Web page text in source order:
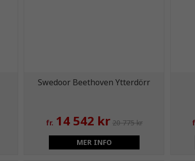
Swedoor Beethoven Ytterdörr
fr. 14 542 kr 20 775 kr
MER INFO